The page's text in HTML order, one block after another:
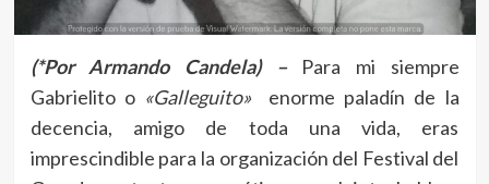
(*Por Armando Candela) –Para mi siempre
Gabrielito o «Galleguito»
enorme paladín de la
decencia, amigo de toda una vida, eras
imprescindible para la organización del Festival del